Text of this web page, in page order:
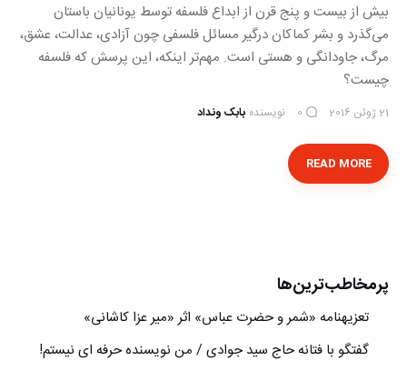
بیش از بیست و پنج قرن از ابداع فلسفه توسط یونانیان باستان
می‌‌گذرد و‌ بشر کماکان درگیر مسائل فلسفی‌ چون آزادی، عدالت، عشق،
مرگ، جاودانگی و هستی است. مهم‌تر اینکه، این پرسش که فلسفه
چیست؟
21 ژوئن 2016 0 نویسنده بابک ونداد
READ MORE
پرمخاطب‌ترین‌ها
تعزیه‎نامه‏ «شمر و حضرت عباس» اثر «میر عزا کاشانی»
گفتگو با فتانه حاج سید جوادی / من نویسنده حرفه ای نیستم!